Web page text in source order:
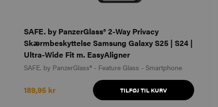
SAFE. by PanzerGlass® 2-Way Privacy
Skærmbeskyttelse Samsung Galaxy S25 | S24 |
Ultra-Wide Fit m. EasyAligner
SAFE. by PanzerGlass® - Feature Glass - Smartphone
189,95 kr TILFØJ TIL KURV